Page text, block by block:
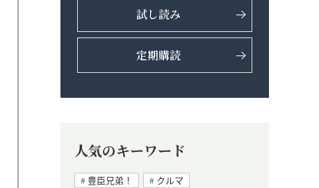
試し読み
定期購読
人気のキーワード
豊臣兄弟！
クルマ